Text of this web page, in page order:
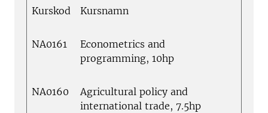
Kurskod Kursnamn
NA0161
Econometrics and
programming, 10hp
NA0160
Agricultural policy and
international trade, 7.5hp